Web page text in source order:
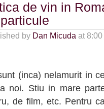
de vin in
by Dan Micuda at
(inca) nelamurit in
noi. Stiu in mare
de film, etc. Pentru